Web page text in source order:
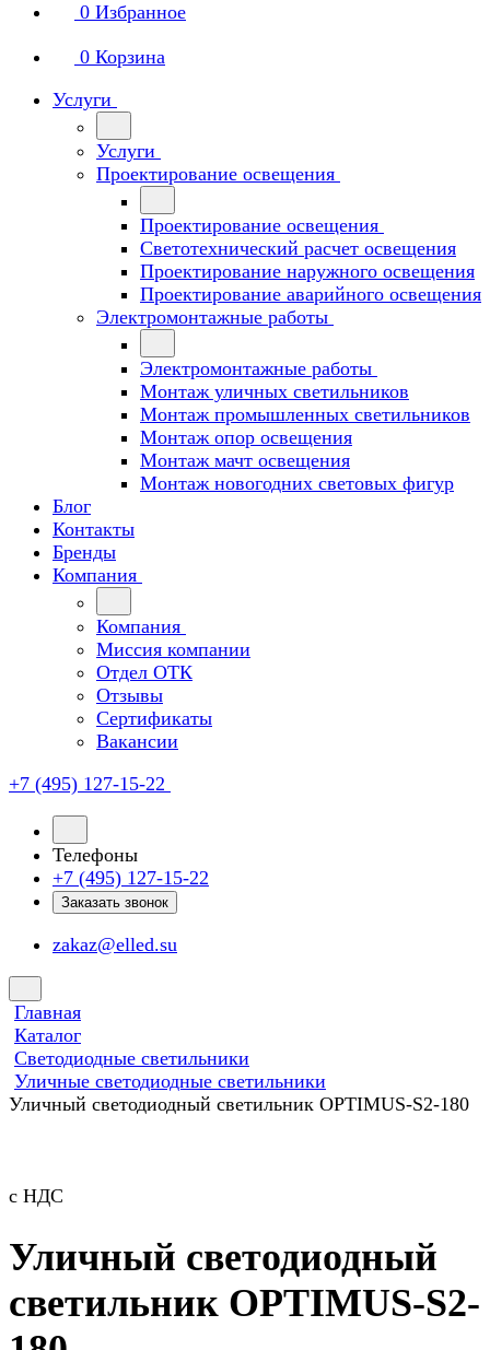
0 Избранное
0 Корзина
Услуги
Услуги
Проектирование освещения
Проектирование освещения
Светотехнический расчет освещения
Проектирование наружного освещения
Проектирование аварийного освещения
Электромонтажные работы
Электромонтажные работы
Монтаж уличных светильников
Монтаж промышленных светильников
Монтаж опор освещения
Монтаж мачт освещения
Монтаж новогодних световых фигур
Блог
Контакты
Бренды
Компания
Компания
Миссия компании
Отдел ОТК
Отзывы
Сертификаты
Вакансии
+7 (495) 127-15-22
Телефоны
+7 (495) 127-15-22
Заказать звонок
zakaz@elled.su
Главная
Каталог
Светодиодные светильники
Уличные светодиодные светильники
Уличный светодиодный светильник OPTIMUS-S2-180
с НДС
Уличный светодиодный
светильник OPTIMUS-S2-